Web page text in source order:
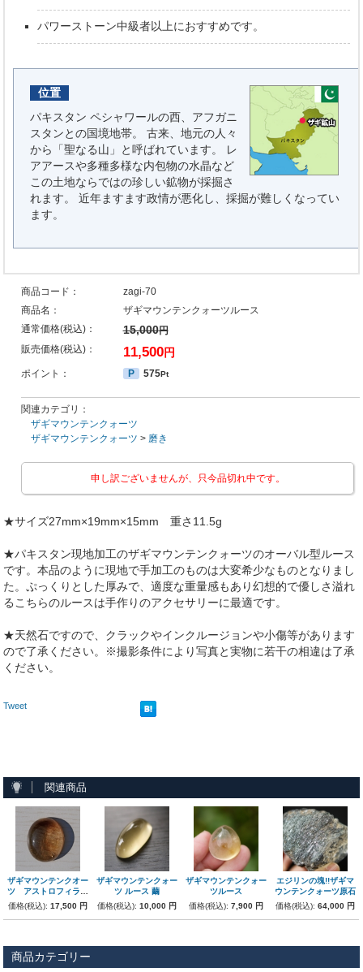
パワーストーン中級者以上におすすめです。
位置
パキスタン ペシャワールの西、アフガニ
スタンとの国境地帯。 古来、地元の人々
から「聖なる山」と呼ばれています。 レ
アアースや多種多様な内包物の水晶など
この土地ならではの珍しい鉱物が採掘さ
れます。 近年ますます政情が悪化し、採掘が難しくなってい
ます。
商品コード：
zagi-70
商品名：
ザギマウンテンクォーツルース
通常価格(税込)：
15,000円
販売価格(税込)： 11,500円
ポイント： P 575Pt
関連カテゴリ：
ザギマウンテンクォーツ
ザギマウンテンクォーツ > 磨き
申し訳ございませんが、只今品切れ中です。
★サイズ27mm×19mm×15mm 重さ11.5g
★パキスタン現地加工のザギマウンテンクォーツのオーバル型ルース
です。本品のように現地で手加工のものは大変希少なものとなりまし
た。ぷっくりとした厚みで、適度な重量感もあり幻想的で優しさ溢れ
るこちらのルースは手作りのアクセサリーに最適です。
★天然石ですので、クラックやインクルージョンや小傷等があります
ので了承ください。※撮影条件により写真と実物に若干の相違は了承
ください。
Tweet
関連商品
ザギマウンテンクオー
ツ アストロフィライ
ト カボションルー
ス
価格(税込):17,500 円
ザギマウンテンクォー
ツ ルース 繭
価格(税込):10,000 円
ザギマウンテンクォー
ツルース
価格(税込): 7,900 円
エジリンの塊!!ザギマ
ウンテンクォーツ原石
価格(税込): 64,000 円
商品カテゴリー